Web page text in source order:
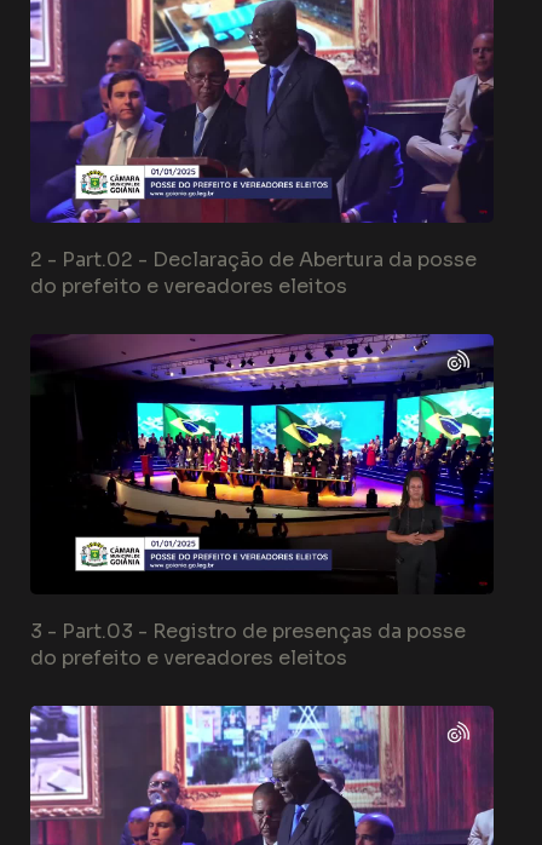
2 - Part.02 - Declaração de Abertura da posse
do prefeito e vereadores eleitos
3 - Part.03 - Registro de presenças da posse
do prefeito e vereadores eleitos